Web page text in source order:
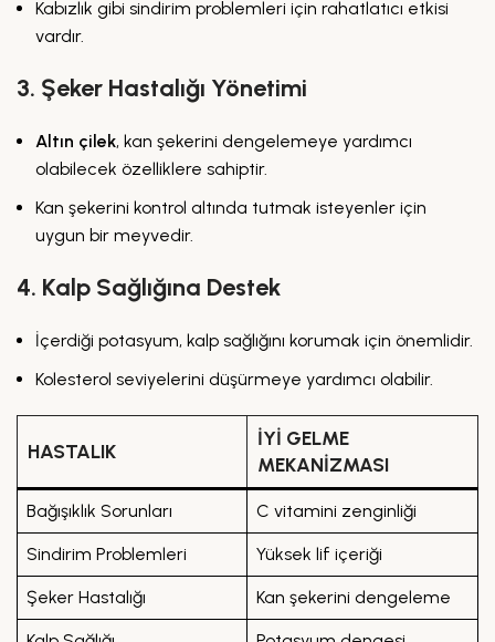
Kabızlık gibi sindirim problemleri için rahatlatıcı etkisi
vardır.
3. Şeker Hastalığı Yönetimi
Altın çilek, kan şekerini dengelemeye yardımcı
olabilecek özelliklere sahiptir.
Kan şekerini kontrol altında tutmak isteyenler için
uygun bir meyvedir.
4. Kalp Sağlığına Destek
İçerdiği potasyum, kalp sağlığını korumak için önemlidir.
Kolesterol seviyelerini düşürmeye yardımcı olabilir.
HASTALIK
İYI GELME
MEKANIZMASI
Bağışıklık Sorunları C vitamini zenginliği
Sindirim Problemleri Yüksek lif içeriği
Şeker Hastalığı Kan şekerini dengeleme